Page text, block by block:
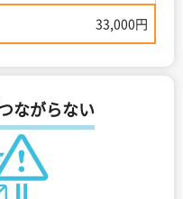
33,000円
ながらない